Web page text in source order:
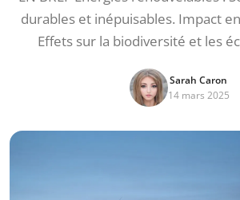
durables et inépuisables. Impact
Effets sur la biodiversité et les
Sarah Caron
14 mars 2025